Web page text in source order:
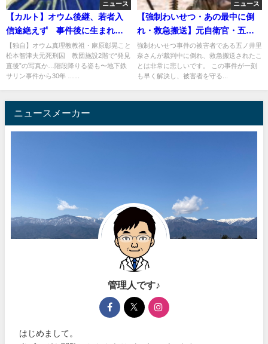
ニュース
【カルト】オウム後継、若者入
信途絶えず 事件後に生まれた
世代が半数―地下鉄サリン３０
年
【独自】オウム真理教教祖・麻原彰晃こと
松本智津夫元死刑囚 教団施設2階で“発見
直後”の写真か…階段降りる姿も〜地下鉄
サリン事件から30年 …...
ニュース
【強制わいせつ・あの最中に倒
れ・救急搬送】元自衛官・五ノ
井里奈さん
強制わいせつ事件の被害者である五ノ井里
奈さんが裁判中に倒れ、救急搬送されたこ
とは非常に悲しいです。 この事件が一刻
も早く解決し、被害者を守る...
ニュースメーカー
管理人です♪
はじめまして。